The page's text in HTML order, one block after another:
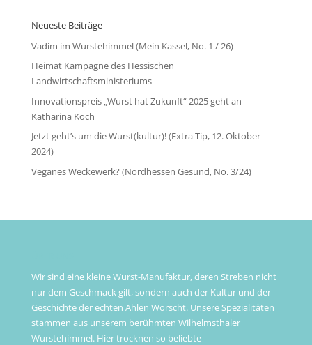
Neueste Beiträge
Vadim im Wurstehimmel (Mein Kassel, No. 1 / 26)
Heimat Kampagne des Hessischen
Landwirtschaftsministeriums
Innovationspreis „Wurst hat Zukunft“ 2025 geht an
Katharina Koch
Jetzt geht’s um die Wurst(kultur)! (Extra Tip, 12. Oktober
2024)
Veganes Weckewerk? (Nordhessen Gesund, No. 3/24)
Wir sind eine kleine Wurst-Manufaktur, deren Streben nicht
nur dem Geschmack gilt, sondern auch der Kultur und der
Geschichte der echten Ahlen Worscht. Unsere Spezialitäten
stammen aus unserem berühmten Wilhelmsthaler
Wurstehimmel. Hier trocknen so beliebte